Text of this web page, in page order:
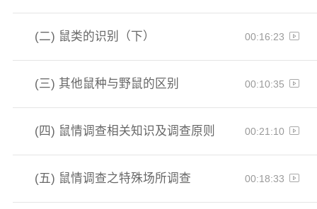
(二) 鼠类的识别（下） 00:16:23
(三) 其他鼠种与野鼠的区别 00:10:35
(四) 鼠情调查相关知识及调查原则 00:21:10
(五) 鼠情调查之特殊场所调查 00:18:33